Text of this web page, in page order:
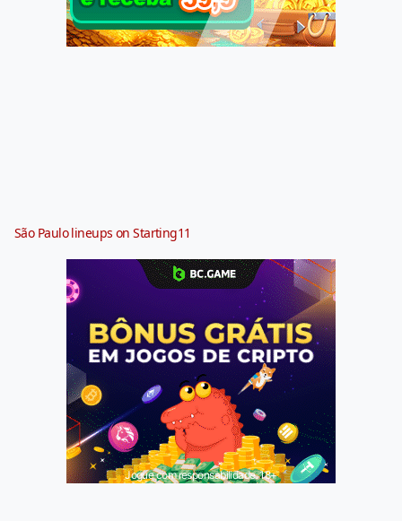
São Paulo lineups on Starting11
Jogue com responsabilidade. 18+